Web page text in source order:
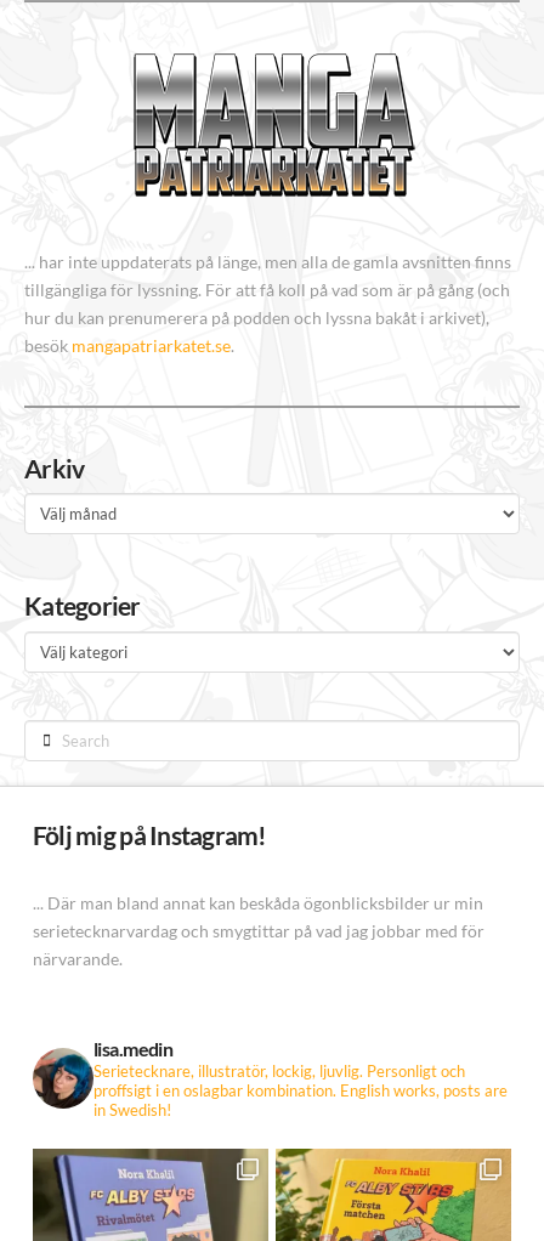
... har inte uppdaterats på länge, men alla de gamla avsnitten finns
tillgängliga för lyssning. För att få koll på vad som är på gång (och
hur du kan prenumerera på podden och lyssna bakåt i arkivet),
besök mangapatriarkatet.se.
Arkiv
Arkiv
Kategorier
Kategorier
Search
Följ mig på Instagram!
... Där man bland annat kan beskåda ögonblicksbilder ur min
serietecknarvardag och smygtittar på vad jag jobbar med för
närvarande.
lisa.medin
Serietecknare, illustratör, lockig, ljuvlig. Personligt och
proffsigt i en oslagbar kombination. English works, posts are
in Swedish!